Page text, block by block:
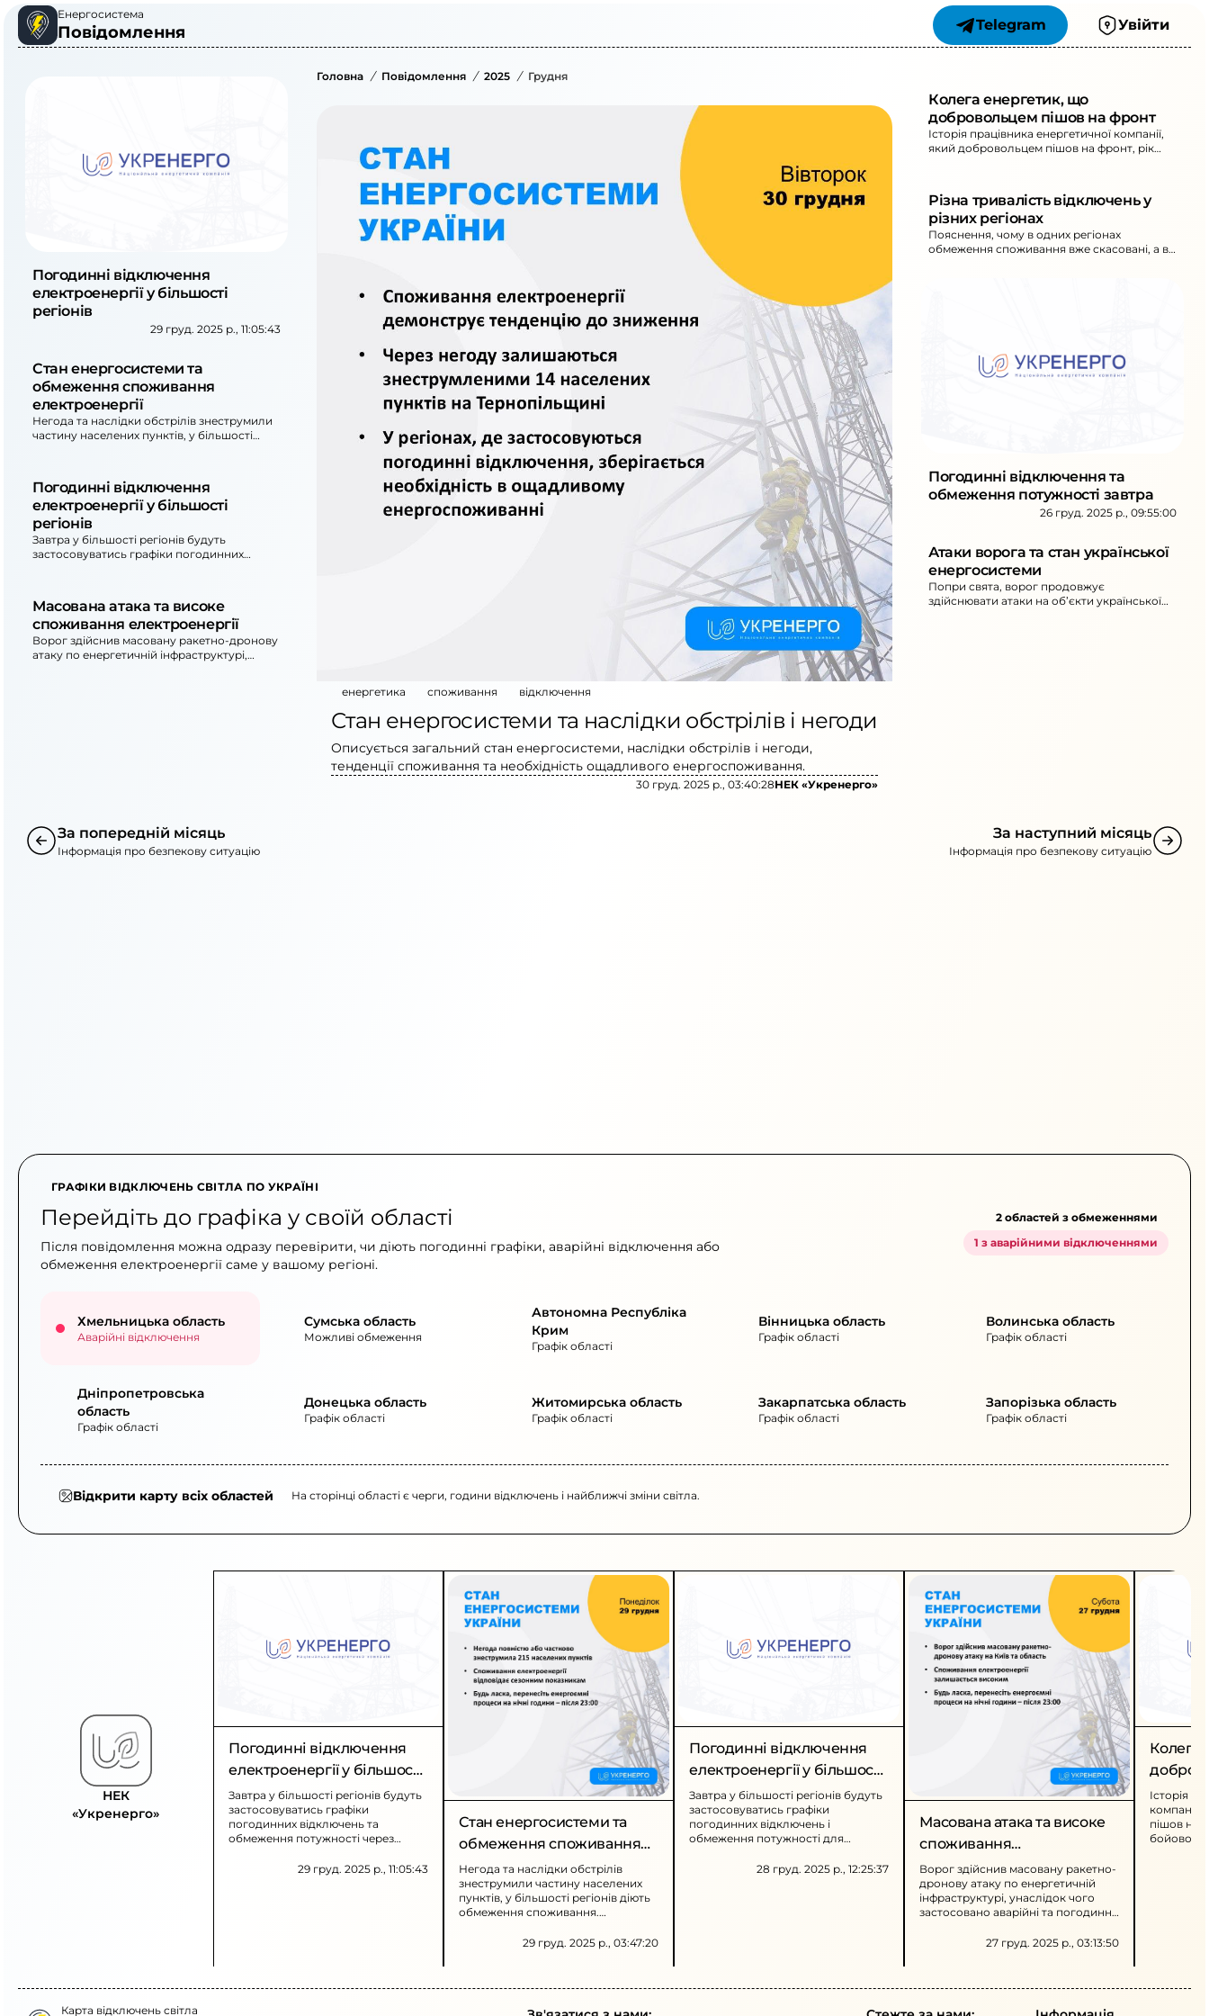
Енергосистема
Повідомлення Telegram Увійти
Погодинні відключення
електроенергії у більшості
регіонів
29 груд. 2025 р., 11:05:43
Стан енергосистеми та
обмеження споживання
електроенергії
Негода та наслідки обстрілів знеструмили
частину населених пунктів, у більшості
процеси на нічні години для зменшення
тривалості вимушених відключень.
Погодинні відключення
електроенергії у більшості
регіонів
Завтра у більшості регіонів будуть
застосовуватись графіки погодинних
Рекомендується стежити за оновленнями
та ощадливо споживати електроенергію.
Масована атака та високе
споживання електроенергії
Ворог здійснив масовану ракетно-дронову
атаку по енергетичній інфраструктурі,
Головна / Повідомлення / 2025 / Грудня
енергетика споживання відключення
Стан енергосистеми та наслідки обстрілів і негоди
Описується загальний стан енергосистеми, наслідки обстрілів і негоди,
тенденції споживання та необхідність ощадливого енергоспоживання.
30 груд. 2025 р., 03:40:28НЕК «Укренерго»
Колега енергетик, що
добровольцем пішов на фронт
Історія працівника енергетичної компанії,
який добровольцем пішов на фронт, рік
досвід служби, ризики логістики і
подальшу роботу в тилу.
Різна тривалість відключень у
різних регіонах
Пояснення, чому в одних регіонах
обмеження споживання вже скасовані, а в
Погодинні відключення та
обмеження потужності завтра
26 груд. 2025 р., 09:55:00
Атаки ворога та стан української
енергосистеми
Попри свята, ворог продовжує
здійснювати атаки на об’єкти української
За попередній місяць
Інформація про безпекову ситуацію
За наступний місяць
Інформація про безпекову ситуацію
ГРАФІКИ ВІДКЛЮЧЕНЬ СВІТЛА ПО УКРАЇНІ
Перейдіть до графіка у своїй області
Після повідомлення можна одразу перевірити, чи діють погодинні графіки, аварійні відключення або
обмеження електроенергії саме у вашому регіоні.
2 областей з обмеженнями
1 з аварійними відключеннями
Хмельницька область
Аварійні відключення
Сумська область
Можливі обмеження
Автономна Республіка
Крим
Графік області
Вінницька область
Графік області
Волинська область
Графік області
Дніпропетровська
область
Графік області
Донецька область
Графік області
Житомирська область
Графік області
Закарпатська область
Графік області
Запорізька область
Графік області
Відкрити карту всіх областей На сторінці області є черги, години відключень і найближчі зміни світла.
НЕК
«Укренерго»
Погодинні відключення
електроенергії у більшості
регіонів
Завтра у більшості регіонів будуть
застосовуватись графіки
погодинних відключень та
обмеження потужності через
Час і обсяг відключень слід
29 груд. 2025 р., 11:05:43
Стан енергосистеми та
обмеження споживання
електроенергії
Негода та наслідки обстрілів
знеструмили частину населених
пунктів, у більшості регіонів діють
обмеження споживання.
енергоємні процеси на нічні
29 груд. 2025 р., 03:47:20
Погодинні відключення
електроенергії у більшості
регіонів
Завтра у більшості регіонів будуть
застосовуватись графіки
погодинних відключень і
обмеження потужності для
пошкодження енергооб’єктів.
28 груд. 2025 р., 12:25:37
Масована атака та високе
споживання
електроенергії
Ворог здійснив масовану ракетно-
дронову атаку по енергетичній
інфраструктурі, унаслідок чого
застосовано аварійні та погодинні
електроенергії залишається
27 груд. 2025 р., 03:13:50
Колега
фронт
Історія
пішов на
бойовому
Карта відключень світла